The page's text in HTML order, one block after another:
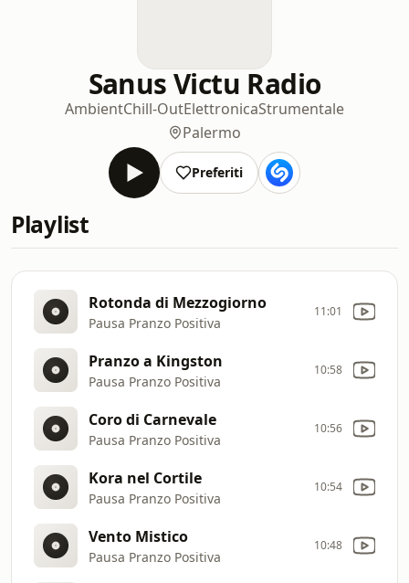
Sanus Victu Radio
AmbientChill-OutElettronicaStrumentale
Palermo
Preferiti
Playlist
Rotonda di Mezzogiorno
Pausa Pranzo Positiva
11:01
Pranzo a Kingston
Pausa Pranzo Positiva
10:58
Coro di Carnevale
Pausa Pranzo Positiva
10:56
Kora nel Cortile
Pausa Pranzo Positiva
10:54
Vento Mistico
Pausa Pranzo Positiva
10:48